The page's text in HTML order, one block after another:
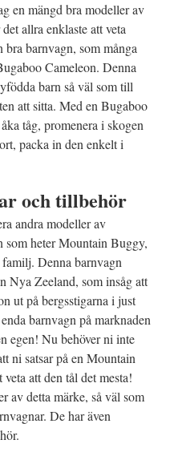
en mängd bra modeller av
allra enklaste att veta
bra barnvagn, som många
Cameleon. Denna
barn så väl som till
att sitta. Med en Bugaboo
tåg, promenera i skogen
packa in den enkelt i
och tillbehör
andra modeller av
som heter Mountain Buggy,
Denna barnvagn
Nya Zeeland, som insåg att
ut på bergsstigarna i just
barnvagn på marknaden
egen! Nu behöver ni inte
ni satsar på en Mountain
att den tål det mesta!
av detta märke, så väl som
De har även